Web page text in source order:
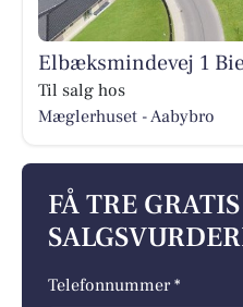
Elbæksmindevej 1
Til salg hos
Mæglerhuset - Aabybro
FÅ TRE GRATIS
Telefonnummer *